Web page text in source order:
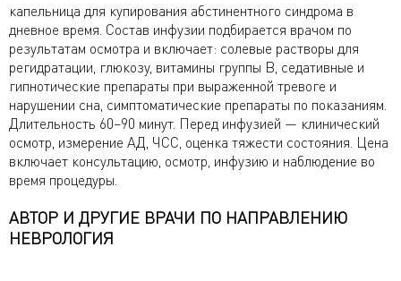
капельница для купирования абстинентного синдрома в
дневное время. Состав инфузии подбирается врачом по
результатам осмотра и включает: солевые растворы для
регидратации, глюкозу, витамины группы B, седативные и
гипнотические препараты при выраженной тревоге и
нарушении сна, симптоматические препараты по показаниям.
Длительность 60–90 минут. Перед инфузией — клинический
осмотр, измерение АД, ЧСС, оценка тяжести состояния. Цена
включает консультацию, осмотр, инфузию и наблюдение во
время процедуры.
АВТОР И ДРУГИЕ ВРАЧИ ПО НАПРАВЛЕНИЮ
НЕВРОЛОГИЯ